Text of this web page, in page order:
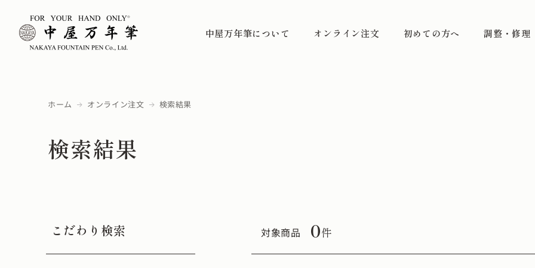
中屋万年筆について オンライン注文 初めての方へ 調整・修理
ホーム オンライン注文 検索結果
検索結果
こだわり検索 対象商品 0件